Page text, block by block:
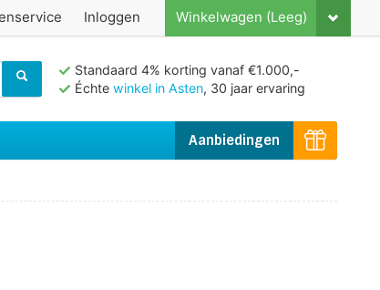
Winkelwagen (Leeg)
Inloggen
Standaard 4% korting vanaf €1.000,-
Échte winkel in Asten, 30 jaar ervaring
Aanbiedingen